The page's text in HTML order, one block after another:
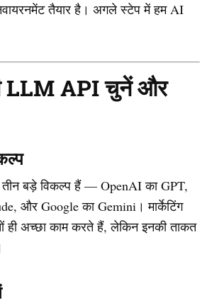
तैयार है। अगले स्टेप में हम AI
LLM API चुनें और
बड़े विकल्प हैं — OpenAI का GPT,
और Google का Gemini। मार्केटिंग
ही अच्छा काम करते हैं, लेकिन इनकी ताकत